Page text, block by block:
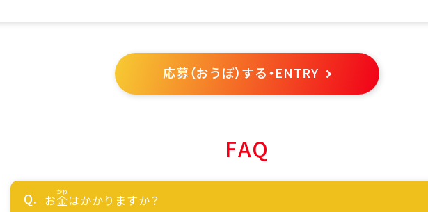
応募（おうぼ）する・ENTRY
FAQ
お金はかかりますか？